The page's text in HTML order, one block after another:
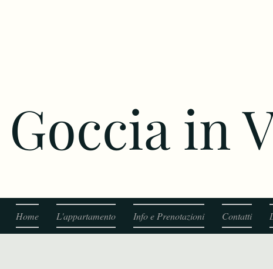
Goccia in
Home L'appartamento Info e Prenotazioni Contatti